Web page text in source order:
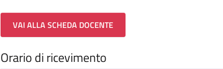
VAI ALLA SCHEDA DOCENTE
Orario di ricevimento